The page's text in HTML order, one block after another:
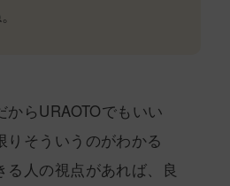
からURAOTOでもいい
りそういうのがわかる
る人の視点があれば、良